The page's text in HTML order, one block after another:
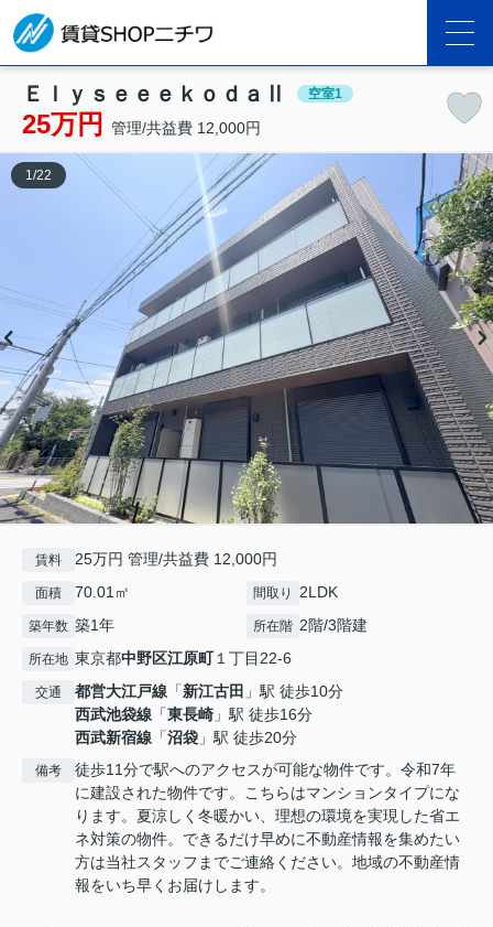
ＥｌｙｓｅｅｅｋｏｄａⅡ 空室1
25万円 管理/共益費 12,000円
1 /22
賃料 25万円 管理/共益費 12,000円
面積 70.01㎡ 間取り 2LDK
築年数 築1年 所在階 2階/3階建
所在地 東京都中野区江原町１丁目22-6
交通 都営大江戸線 「新江古田 」駅 徒歩10分
西武池袋線 「東長崎 」駅 徒歩16分
西武新宿線 「沼袋 」駅 徒歩20分
備考
徒歩11分で駅へのアクセスが可能な物件です。令和7年
に建設された物件です。こちらはマンションタイプにな
ります。夏涼しく冬暖かい、理想の環境を実現した省エ
ネ対策の物件。できるだけ早めに不動産情報を集めたい
方は当社スタッフまでご連絡ください。地域の不動産情
報をいち早くお届けします。